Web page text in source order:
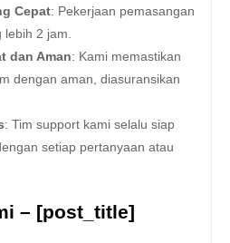
Cepat: Pekerjaan pemasangan
lebih 2 jam.
dan Aman: Kami memastikan
dengan aman, diasuransikan
: Tim support kami selalu siap
setiap pertanyaan atau
– [post_title]